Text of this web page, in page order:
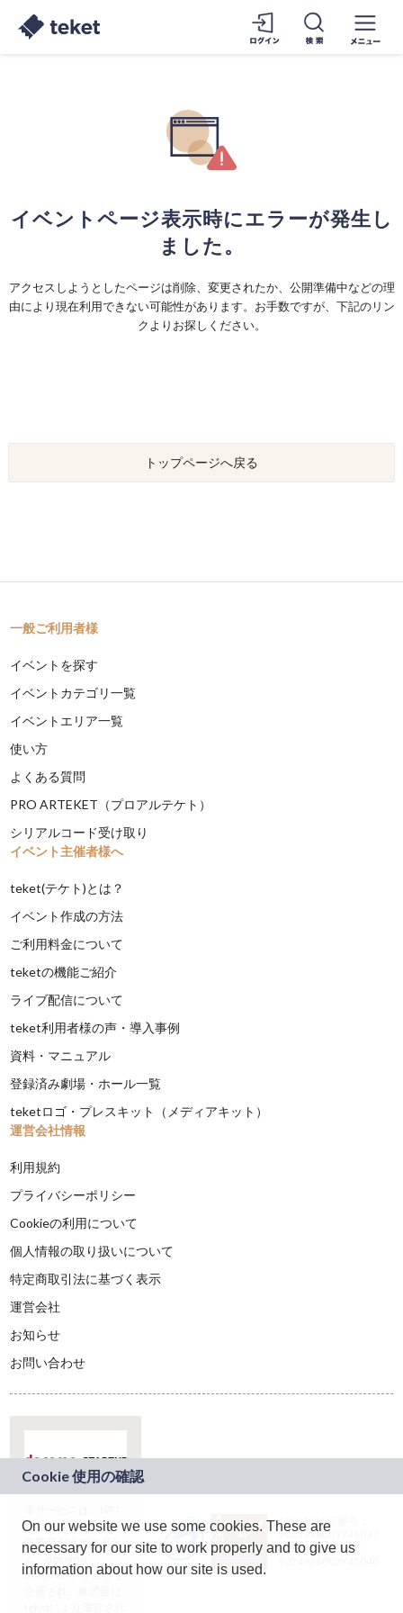
イベントページ表示時にエラーが発生し
ました。
アクセスしようとしたページは削除、変更されたか、公開準備中などの理
由により現在利用できない可能性があります。お手数ですが、下記のリン
クよりお探しください。
トップページへ戻る
一般ご利用者様
イベントを探す
イベントカテゴリ一覧
イベントエリア一覧
使い方
よくある質問
PRO ARTEKET（プロアルテケト）
シリアルコード受け取り
イベント主催者様へ
teket(テケト)とは？
イベント作成の方法
ご利用料金について
teketの機能ご紹介
ライブ配信について
teket利用者様の声・導入事例
資料・マニュアル
登録済み劇場・ホール一覧
teketロゴ・プレスキット（メディアキット）
運営会社情報
利用規約
プライバシーポリシー
Cookieの利用について
個人情報の取り扱いについて
特定商取引法に基づく表示
運営会社
お知らせ
お問い合わせ
ドコモグループの新
規事業創出プログラ
ム「docomo
STARTUP」を通じて
JASRAC許諾番号：
9024936001Y45037
JASRAC許諾番号：
On our website we use some cookies. These are
necessary for our site to work properly and to give us
information about how our site is used.